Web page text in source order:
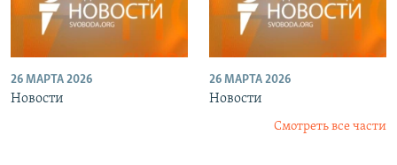
26 МАРТА 2026
Новости
26 МАРТА 2026
Новости
Смотреть все части